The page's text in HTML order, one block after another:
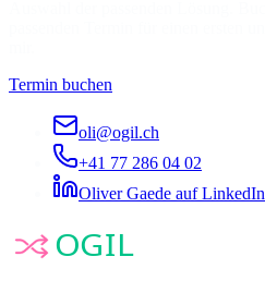
Termin buchen
oli@ogil.ch
+41 77 286 04 02
Oliver Gaede auf LinkedIn